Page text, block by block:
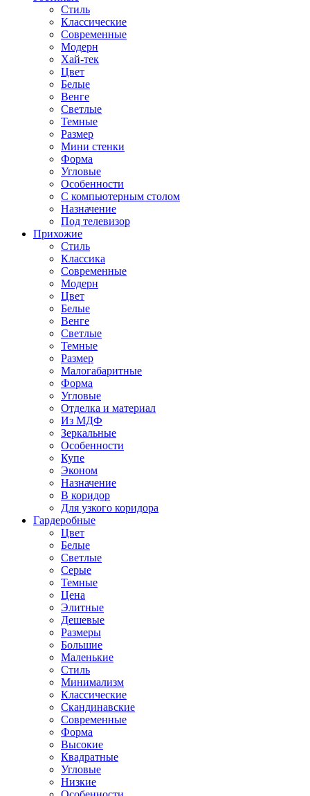
Стиль
Классические
Современные
Модерн
Хай-тек
Цвет
Белые
Венге
Светлые
Темные
Размер
Мини стенки
Форма
Угловые
Особенности
С компьютерным столом
Назначение
Под телевизор
Прихожие
Стиль
Классика
Современные
Модерн
Цвет
Белые
Венге
Светлые
Темные
Размер
Малогабаритные
Форма
Угловые
Отделка и материал
Из МДФ
Зеркальные
Особенности
Купе
Эконом
Назначение
В коридор
Для узкого коридора
Гардеробные
Цвет
Белые
Светлые
Серые
Темные
Цена
Элитные
Дешевые
Размеры
Большие
Маленькие
Стиль
Минимализм
Классические
Скандинавские
Современные
Форма
Высокие
Квадратные
Угловые
Низкие